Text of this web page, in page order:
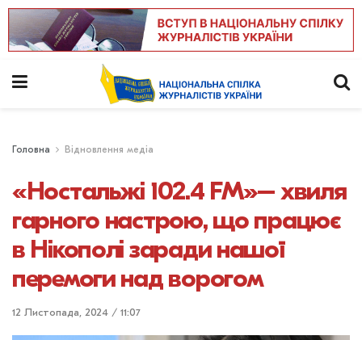
Головна Відновлення медіа
«Ностальжі 102.4 FM»– хвиля
гарного настрою, що працює
в Нікополі заради нашої
перемоги над ворогом
12 Листопада, 2024 / 11:07